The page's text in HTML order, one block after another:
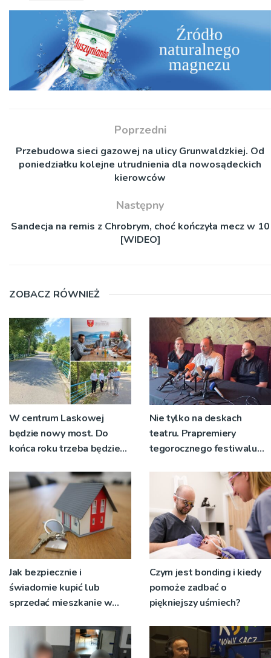
Poprzedni
Przebudowa sieci gazowej na ulicy Grunwaldzkiej. Od
poniedziałku kolejne utrudnienia dla nowosądeckich
kierowców
Następny
Sandecja na remis z Chrobrym, choć kończyła mecz w 10
[WIDEO]
ZOBACZ RÓWNIEŻ
W centrum Laskowej
będzie nowy most. Do
końca roku trzeba będzie
Nie tylko na deskach
teatru. Prapremiery
tegorocznego festiwalu
niecodziennych
okolicznościach
Jak bezpiecznie i
świadomie kupić lub
sprzedać mieszkanie w
Czym jest bonding i kiedy
pomoże zadbać o
piękniejszy uśmiech?